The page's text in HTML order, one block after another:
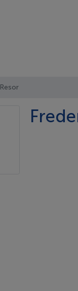
Resor